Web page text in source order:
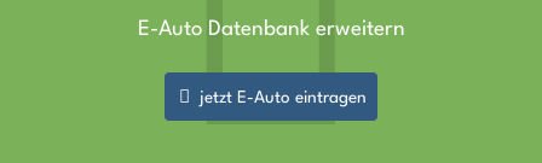
E-Auto Datenbank erweitern
jetzt E-Auto eintragen